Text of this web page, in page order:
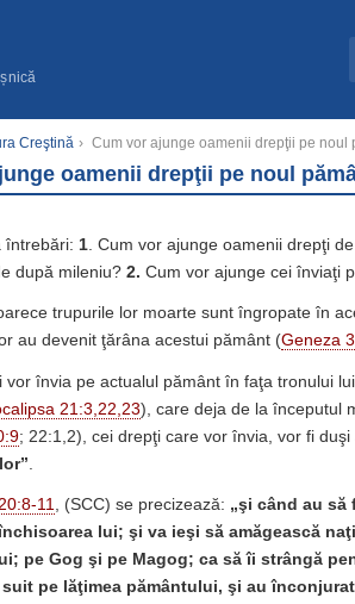
Creştină › Cum vor ajunge oamenii drepţii pe noul
oamenii drepţii pe noul
întrebări: 1. Cum vor ajunge oamenii drepţi
după mileniu? 2. Cum vor ajunge cei înviaţi
trupurile lor moarte sunt îngropate în
au devenit ţărâna acestui pământ (Geneza
vor învia pe actualul pământ în faţa tronului
21:3,22,23), care deja de la începutul
; 22:1,2), cei drepţi care vor învia, vor fi
11, (SCC) se precizează: „şi când au să
lui; şi va ieşi să amăgească
pe Gog şi pe Magog; ca să îi strângă
suit pe lăţimea pământului, şi au